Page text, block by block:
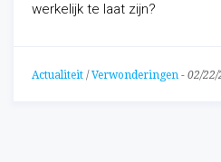
werkelijk te laat zijn?
Actualiteit / Verwonderingen - 02/22/